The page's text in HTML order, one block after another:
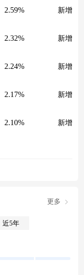
2.59% 新增
2.32% 新增
2.24% 新增
2.17% 新增
2.10% 新增
更多
近5年